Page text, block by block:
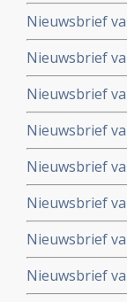
Nieuwsbrief
Nieuwsbrief
Nieuwsbrief
Nieuwsbrief
Nieuwsbrief
Nieuwsbrief
Nieuwsbrief
Nieuwsbrief